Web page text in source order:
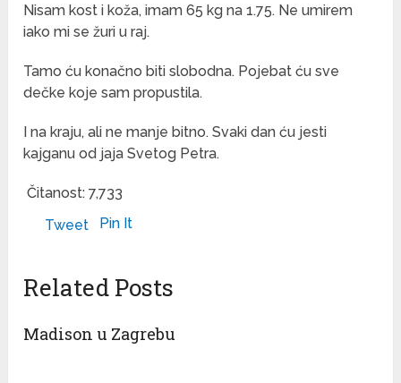
Nisam kost i koža, imam 65 kg na 1.75. Ne umirem
iako mi se žuri u raj.
Tamo ću konačno biti slobodna. Pojebat ću sve
dečke koje sam propustila.
I na kraju, ali ne manje bitno. Svaki dan ću jesti
kajganu od jaja Svetog Petra.
Čitanost: 7,733
Tweet
Pin It
Related Posts
Madison u Zagrebu